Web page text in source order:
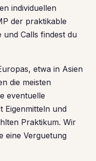
individuellen
der praktikable
und Calls findest du
etwa in Asien
die meisten
eventuelle
Eigenmitteln und
Praktikum. Wir
eine Verguetung